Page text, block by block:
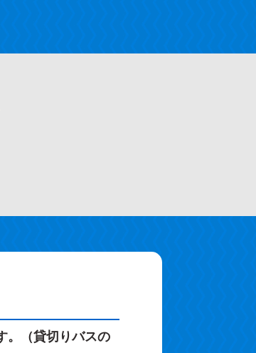
。（貸切りバスの